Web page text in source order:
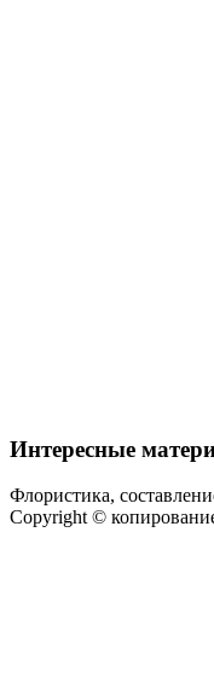
Интересные
Флористика,
Copyright ©